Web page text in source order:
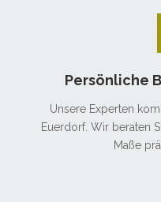
Persönliche
Unsere Experten
Euerdorf. Wir beraten
Maße